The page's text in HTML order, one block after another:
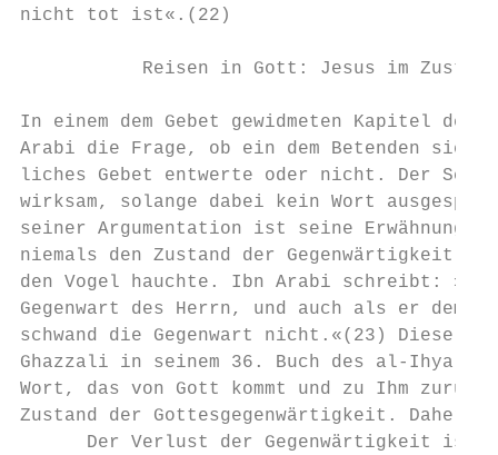
nicht tot ist«.(22)
Reisen in Gott: Jesus im
In einem dem Gebet gewidmeten Kapitel
Arabi die Frage, ob ein dem Betenden sich
liches Gebet entwerte oder nicht. Der
wirksam, solange dabei kein Wort
seiner Argumentation ist seine Erwähnung
niemals den Zustand der Gegenwärtigkeit
den Vogel hauchte. Ibn Arabi schreibt:
Gegenwart des Herrn, und auch als er dem
schwand die Gegenwart nicht.«(23) Diese
Ghazzali in seinem 36. Buch des al-Ihya
Wort, das von Gott kommt und zu Ihm
Zustand der Gottesgegenwärtigkeit. Daher
Der Verlust der Gegenwärtigkeit ist